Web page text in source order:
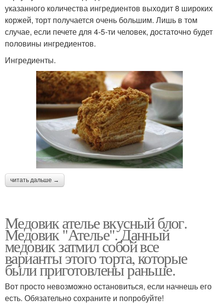
указанного количества ингредиентов выходит 8 широких
коржей, торт получается очень большим. Лишь в том
случае, если печете для 4-5-ти человек, достаточно будет
половины ингредиентов.
Ингредиенты.
читать дальше →
Медовик ателье вкусный блог.
Медовик "Ателье". Данный
медовик затмил собой все
варианты этого торта, которые
были приготовлены раньше.
Вот просто невозможно остановиться, если начнешь его
есть. Обязательно сохраните и попробуйте!